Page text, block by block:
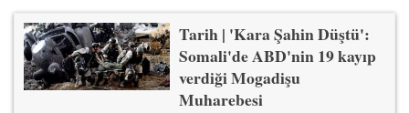
Tarih | 'Kara Şahin Düştü':
Somali'de ABD'nin 19 kayıp
verdiği Mogadişu
Muharebesi